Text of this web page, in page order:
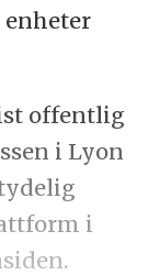
offentlig
i Lyon
i